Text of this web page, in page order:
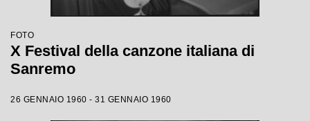
FOTO
X Festival della canzone italiana di
Sanremo
26 GENNAIO 1960 - 31 GENNAIO 1960